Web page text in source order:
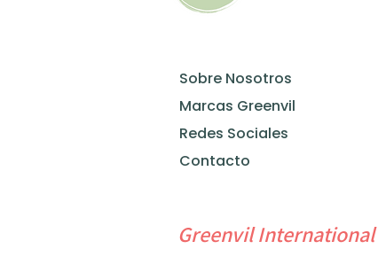
Sobre Nosotros
Marcas Greenvil
Redes Sociales
Contacto
Greenvil International